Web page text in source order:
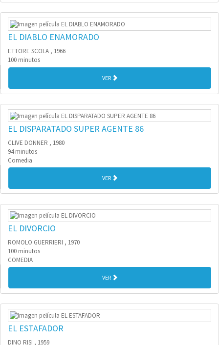
EL DIABLO ENAMORADO
ETTORE SCOLA , 1966
100 minutos
VER
EL DISPARATADO SUPER AGENTE 86
CLIVE DONNER , 1980
94 minutos
Comedia
VER
EL DIVORCIO
ROMOLO GUERRIERI , 1970
100 minutos
COMEDIA
VER
EL ESTAFADOR
DINO RISI , 1959